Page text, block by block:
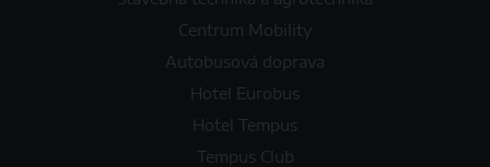
Centrum Mobility
Autobusová doprava
Hotel Eurobus
Hotel Tempus
Tempus Club